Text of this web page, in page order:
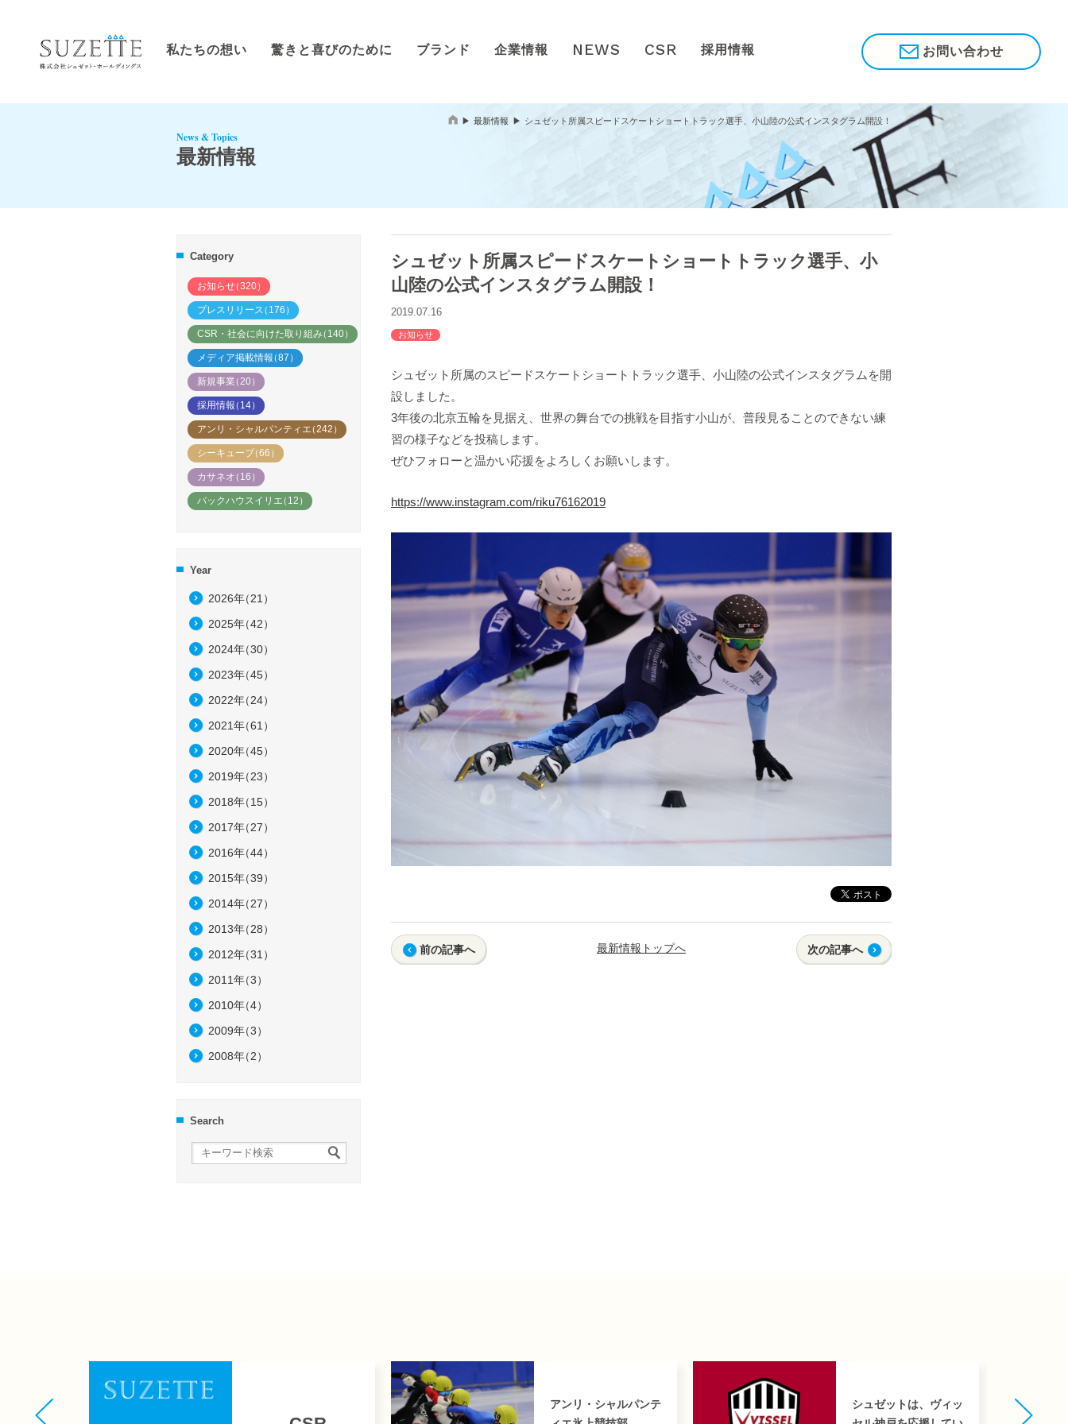
私たちの想い 驚きと喜びのために ブランド 企業情報 NEWS CSR 採用情報 お問い合わせ
最新情報 シュゼット所属スピードスケートショートトラック選手、小山陸の公式インスタグラム開設！
News & Topics
最新情報
Category
お知らせ（320）
プレスリリース（176）
CSR・社会に向けた取り組み（140）
メディア掲載情報（87）
新規事業（20）
採用情報（14）
アンリ・シャルパンティエ（242）
シーキューブ（66）
カサネオ（16）
バックハウスイリエ（12）
Year
2026年（21）
2025年（42）
2024年（30）
2023年（45）
2022年（24）
2021年（61）
2020年（45）
2019年（23）
2018年（15）
2017年（27）
2016年（44）
2015年（39）
2014年（27）
2013年（28）
2012年（31）
2011年（3）
2010年（4）
2009年（3）
2008年（2）
Search
シュゼット所属スピードスケートショートトラック選手、小
山陸の公式インスタグラム開設！
2019.07.16
お知らせ
シュゼット所属のスピードスケートショートトラック選手、小山陸の公式インスタグラムを開
設しました。
3年後の北京五輪を見据え、世界の舞台での挑戦を目指す小山が、普段見ることのできない練
習の様子などを投稿します。
ぜひフォローと温かい応援をよろしくお願いします。
https://www.instagram.com/riku76162019
前の記事へ 最新情報トップへ 次の記事へ
アンリ・シャルパンテ
シュゼットは、ヴィッ